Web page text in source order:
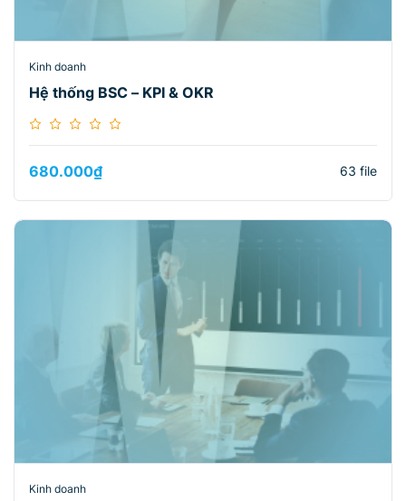
Kinh doanh
Hệ thống BSC – KPI & OKR
680.000₫ 63 file
Kinh doanh